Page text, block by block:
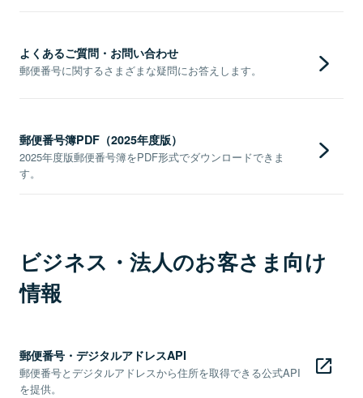
よくあるご質問・お問い合わせ
郵便番号に関するさまざまな疑問にお答えします。
郵便番号簿PDF（2025年度版）
2025年度版郵便番号簿をPDF形式でダウンロードできま
す。
ビジネス・法人のお客さま向け
情報
郵便番号・デジタルアドレスAPI
郵便番号とデジタルアドレスから住所を取得できる公式API
を提供。